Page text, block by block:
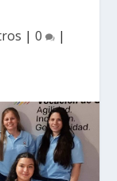
| 0 |